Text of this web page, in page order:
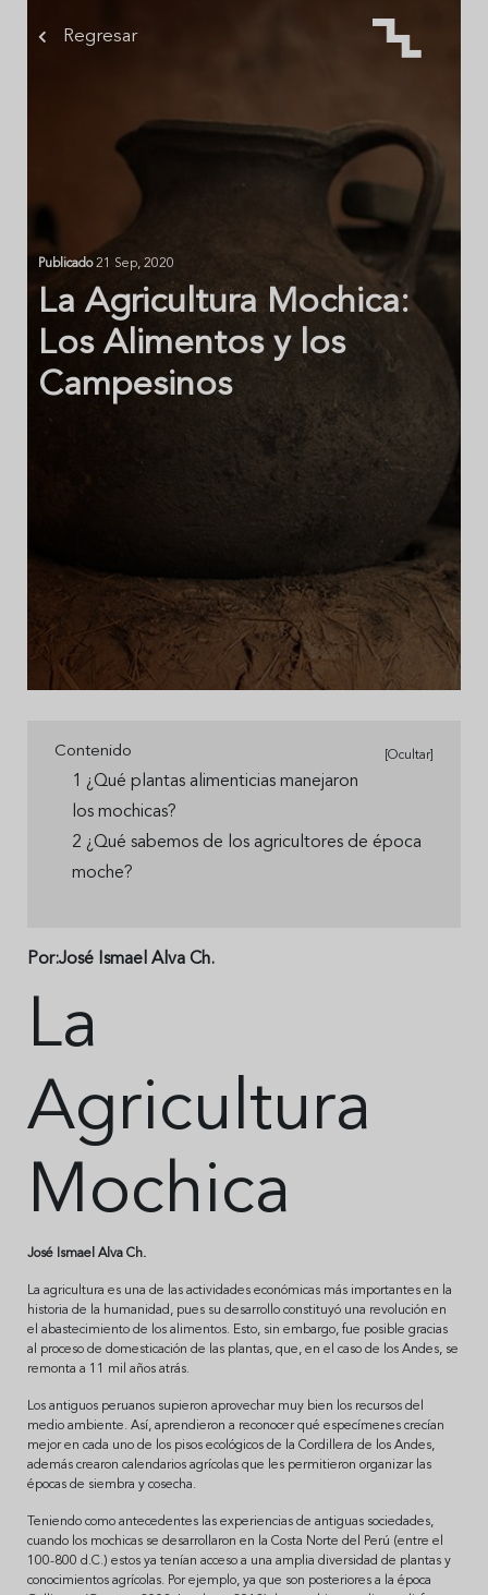
Regresar
Publicado21 Sep, 2020
La Agricultura Mochica:
Los Alimentos y los
Campesinos
Contenido [Ocultar]
1 ¿Qué plantas alimenticias manejaron
los mochicas?
2 ¿Qué sabemos de los agricultores de época
moche?
Por:José Ismael Alva Ch.
La
Agricultura
Mochica
José Ismael Alva Ch.
La agricultura es una de las actividades económicas más importantes en la
historia de la humanidad, pues su desarrollo constituyó una revolución en
el abastecimiento de los alimentos. Esto, sin embargo, fue posible gracias
al proceso de domesticación de las plantas, que, en el caso de los Andes, se
remonta a 11 mil años atrás.
Los antiguos peruanos supieron aprovechar muy bien los recursos del
medio ambiente. Así, aprendieron a reconocer qué especímenes crecían
mejor en cada uno de los pisos ecológicos de la Cordillera de los Andes,
además crearon calendarios agrícolas que les permitieron organizar las
épocas de siembra y cosecha.
Teniendo como antecedentes las experiencias de antiguas sociedades,
cuando los mochicas se desarrollaron en la Costa Norte del Perú (entre el
100-800 d.C.) estos ya tenían acceso a una amplia diversidad de plantas y
conocimientos agrícolas. Por ejemplo, ya que son posteriores a la época